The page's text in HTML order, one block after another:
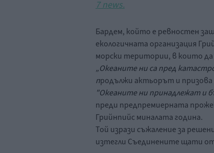
7 news.
Бардем, който е ревностен
екологичната организация
морски територии, в които
„Океаните ни са пред
продължи актьорът и призова
"Океаните ни принадлежат и
преди предпремиерната
Грийнпийс миналата година.
Той изрази съжаление за
изтегли Съединените щати